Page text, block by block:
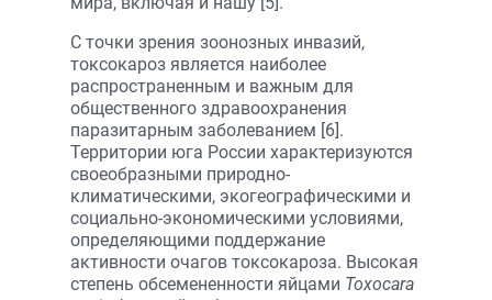
С точки зрения зоонозных инвазий,
токсокароз является наиболее
распространенным и важным для
общественного здравоохранения
паразитарным заболеванием [6].
Территории юга России характеризуются
своеобразными природно-
климатическими, экогеографическими и
социально-экономическими условиями,
определяющими поддержание
активности очагов токсокароза. Высокая
степень обсемененности яйцами Toxocara